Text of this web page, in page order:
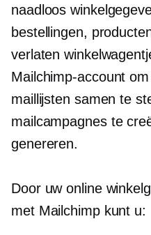
naadloos
bestellingen,
verlaten
Mailchimp-account
maillijsten samen te
mailcampagnes te
genereren.
Door uw online
met Mailchimp kunt u: